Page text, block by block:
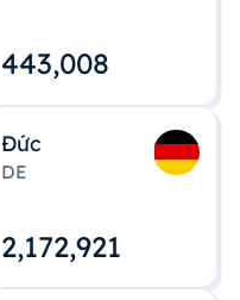
443,008
Đức
DE
2,172,922